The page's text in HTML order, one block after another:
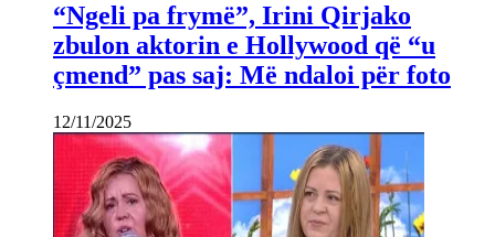
“Ngeli pa frymë”, Irini Qirjako
zbulon aktorin e Hollywood që “u
çmend” pas saj: Më ndaloi për foto
12/11/2025